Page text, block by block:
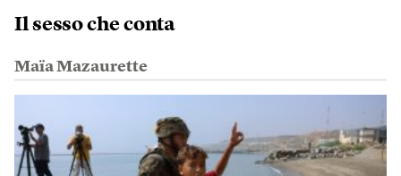
Il sesso che conta
Maïa Mazaurette